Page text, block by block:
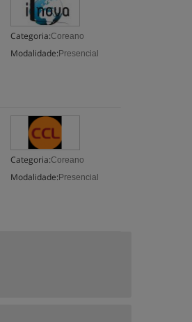
Categoria:Coreano
Modalidade: Presencial
Categoria:Coreano
Modalidade: Presencial